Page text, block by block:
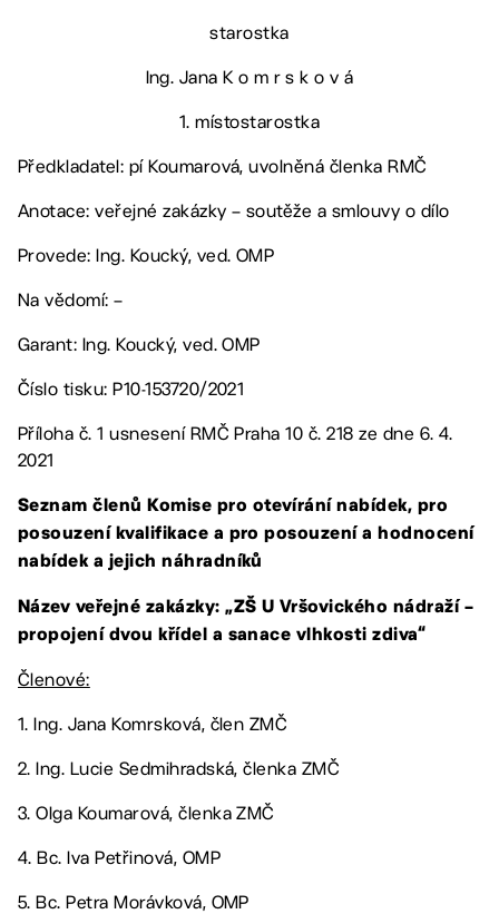
starostka
Ing. Jana K o m r s k o v á
1. místostarostka
Předkladatel: pí Koumarová, uvolněná členka RMČ
Anotace: veřejné zakázky – soutěže a smlouvy o dílo
Provede: Ing. Koucký, ved. OMP
Na vědomí: –
Garant: Ing. Koucký, ved. OMP
Číslo tisku: P10-153720/2021
Příloha č. 1 usnesení RMČ Praha 10 č. 218 ze dne 6. 4.
2021
Seznam členů Komise pro otevírání nabídek, pro
posouzení kvalifikace a pro posouzení a hodnocení
nabídek a jejich náhradníků
Název veřejné zakázky: „ZŠ U Vršovického nádraží –
propojení dvou křídel a sanace vlhkosti zdiva“
Členové:
1. Ing. Jana Komrsková, člen ZMČ
2. Ing. Lucie Sedmihradská, členka ZMČ
3. Olga Koumarová, členka ZMČ
4. Bc. Iva Petřinová, OMP
5. Bc. Petra Morávková, OMP